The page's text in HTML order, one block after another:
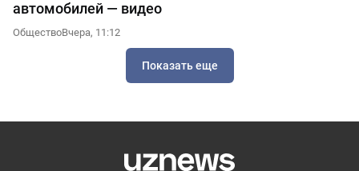
автомобилей — видео
ОбществоВчера, 11:12
Показать еще